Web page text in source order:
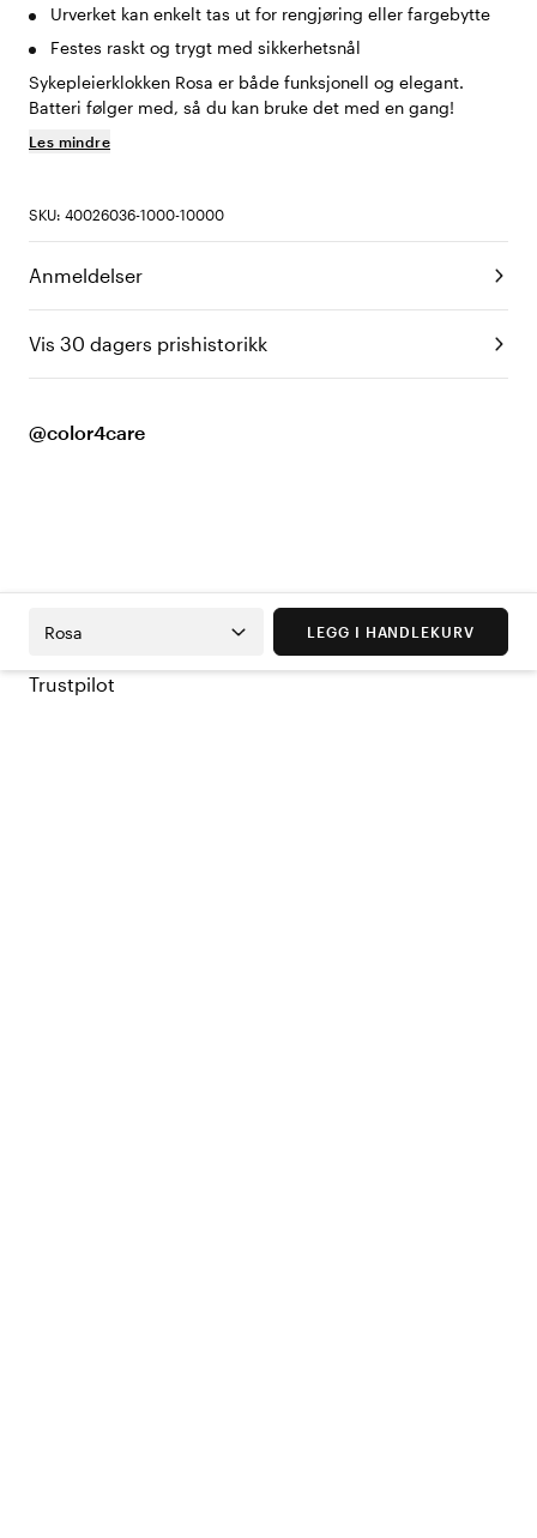
Urverket kan enkelt tas ut for rengjøring eller fargebytte
Festes raskt og trygt med sikkerhetsnål
Sykepleierklokken Rosa er både funksjonell og elegant.
Batteri følger med, så du kan bruke det med en gang!
Les mindre
SKU: 40026036-1000-10000
Anmeldelser
Vis 30 dagers prishistorikk
@color4care
Rosa LEGG I HANDLEKURV
Trustpilot